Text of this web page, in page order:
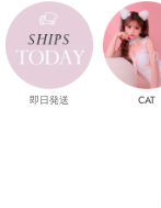
即日発送 CAT